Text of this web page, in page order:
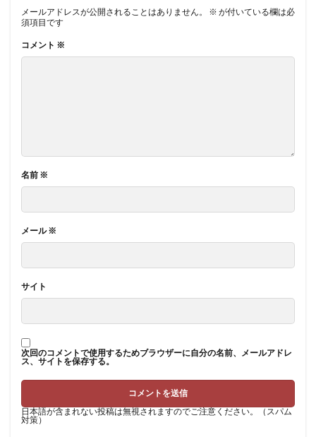
メールアドレスが公開されることはありません。 ※ が付いている欄は必
須項目です
コメント ※
名前 ※
メール※
サイト
次回のコメントで使用するためブラウザーに自分の名前、メールアドレ
ス、サイトを保存する。
日本語が含まれない投稿は無視されますのでご注意ください。（スパム
対策）